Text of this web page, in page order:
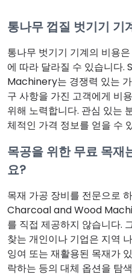
통나무 껍질 벗기기 기
통나무 벗기기 기계의 비용
에 따라 달라질 수 있습니
Machinery는 경쟁력 있는
구 사항을 가진 고객에게 비
위해 노력합니다. 관심 있는
체적인 가격 정보를 얻을 수
목공을 위한 무료 목재
요?
목재 가공 장비를 전문으로
Charcoal and Wood
를 직접 제공하지 않습니다.
찾는 개인이나 기업은 지역
잉여 또는 재활용된 목재가
락하는 등의 대체 옵션을 탐